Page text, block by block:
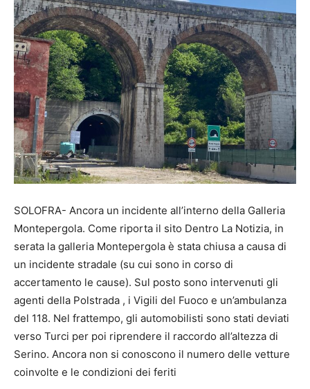
SOLOFRA- Ancora un incidente all’interno della Galleria
Montepergola. Come riporta il sito Dentro La Notizia, in
serata la galleria Montepergola è stata chiusa a causa di
un incidente stradale (su cui sono in corso di
accertamento le cause). Sul posto sono intervenuti gli
agenti della Polstrada , i Vigili del Fuoco e un’ambulanza
del 118. Nel frattempo, gli automobilisti sono stati deviati
verso Turci per poi riprendere il raccordo all’altezza di
Serino. Ancora non si conoscono il numero delle vetture
coinvolte e le condizioni dei feriti